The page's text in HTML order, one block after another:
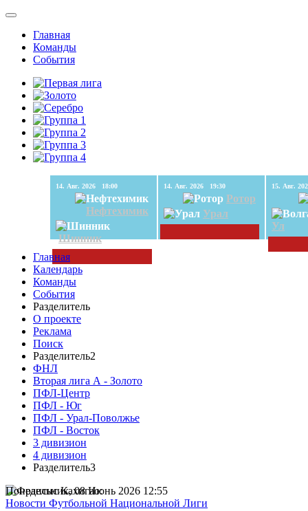
Главная
Команды
События
14. Авг. 2026 18:00
Нефтехимик
Шинник
14. Авг. 2026 19:30
Ротор
Урал
Ул
Главная
Календарь
Команды
События
Разделитель
О проекте
Реклама
Поиск
Разделитель2
ФНЛ
Вторая лига А - Золото
ПФЛ-Центр
ПФЛ - Юг
ПФЛ - Урал-Поволжье
ПФЛ - Восток
3 дивизион
4 дивизион
Разделитель3
Понедельник, 08 Июнь 2026 12:55
Новости Футбольной Национальной Лиги